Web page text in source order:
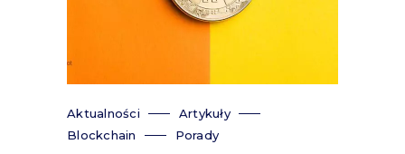
Aktualności
Artykuły
Blockchain
Porady